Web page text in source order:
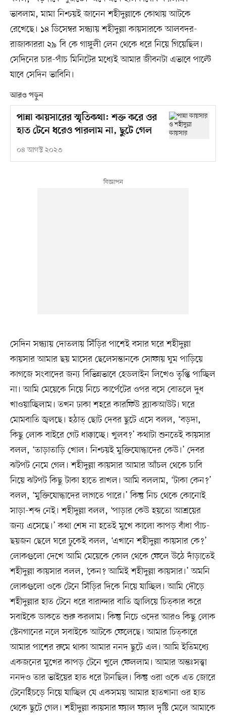
ভাবলাম, মামা নিশ্চয়ই জানেন শহীদুল্লাকে কোথায় আটকে
রেখেছে। ১৪ ডিসেম্বর সন্ধ্যায় শহীদুল্লা কায়সারকে আলবদর-
রাজাকাররা ২৯ বি কে গাঙ্গুলী লেন থেকে ধরে নিয়ে গিয়েছিল।
সেদিনের চার-পাঁচ মিনিটের মধ্যেই আমার জীবনটা এভাবে পাল্টে
যাবে সেদিন ভাবিনি।
আরও পড়ুন
পান্না কায়সারের স্মৃতিকথা: শক্ত করে ওর
হাত টেনে ধরেও পারলাম না, ছুটে গেল
০৪ আগস্ট ২০২৩
সেদিন সন্ধ্যায় দোতলায় সিঁড়ির পাশেই বসার ঘরে শহীদুল্লা
কায়সার আমার ছয় মাসের ছেলেসন্তানকে সোফায় ঘুম পাড়িয়ে
কাগজে সংবাদের জন্য বিভিন্নভাবে হেডলাইন লিখেও তৃপ্তি পাচ্ছিল
না। আমি মেয়েকে নিয়ে নিচে কার্পেটের ওপর বসে বোতলে দুধ
খাওয়াচ্ছিলাম। তখন ঢাকা শহরে কারফিউ ব্ল্যাকআউট। ঘরে
মোমবাতি জ্বলছে। হঠাত্ ছোট দেবর ছুটে এসে বলল, ‘বড়দা,
কিছু লোক বাইরে গেট ধাক্কাচ্ছে। খুলব?’ কথাটা শুনতেই কায়সার
বলল, ‘তাড়াতাড়ি খোল। নিশ্চয়ই মুক্তিযোদ্ধাদের কেউ।’ দেবর
ঝটপট নেমে গেল। শহীদুল্লা কায়সার আমার আঁচল থেকে চাবি
নিয়ে ঝটপট কিছু টাকা হাতে রাখল। আমি বললাম, ‘টাকা কেন?’
বলল, ‘মুক্তিযোদ্ধাদের লাগতে পারে।’ কিন্তু নিচ থেকে কোনোই
সাড়া-শব্দ নেই। শহীদুল্লা বলল, ‘পাড়ার কেউ হয়তো আশ্রয়ের
জন্য এসেছে।’ কথা শেষ না হতেই মুখে কালো কাপড় বাঁধা পাঁচ-
ছয়জন ছেলে ঘরে ঢুকেই বলল, ‘এখানে শহীদুল্লা কায়সার কে?’
লোকগুলো দেখে আমি মেয়েকে কোল থেকে ফেলে উঠে দাঁড়াতেই
শহীদুল্লা কায়সার বলল, ‘কেন? আমিই শহীদুল্লা কায়সার।’ অমনি
লোকগুলো ওকে টেনে সিঁড়ির দিকে নিয়ে যাচ্ছিল। আমি দৌড়ে
শহীদুল্লার হাত টেনে ধরে বারান্দার বাতি জ্বালিয়ে চিত্কার করে
সবাইকে ডাকতে শুরু করলাম। কিন্তু নিচে ওদের আরও কিছু লোক
স্টেনগানের নলে সবাইকে আটকে ফেলেছে। আমার চিত্কারে
আমার পাশের রুমে থাকা আমার ননদ ছুটে এল। আমি ইতিমধ্যে
একজনের মুখের কাপড় টেনে খুলে ফেললাম। আমার অন্তঃসত্ত্বা
ননদও তার ভাইয়ের হাত ধরে টানছিল। কিন্তু ওরা ওকে এত জোরে
টেনেহিঁচড়ে নিয়ে যাচ্ছিল যে একসময় আমার হাতখানা ওর হাত
থেকে ছুটে গেল। শহীদুল্লা কায়সার ফ্যাল ফ্যাল দৃষ্টি মেলে আমাকে